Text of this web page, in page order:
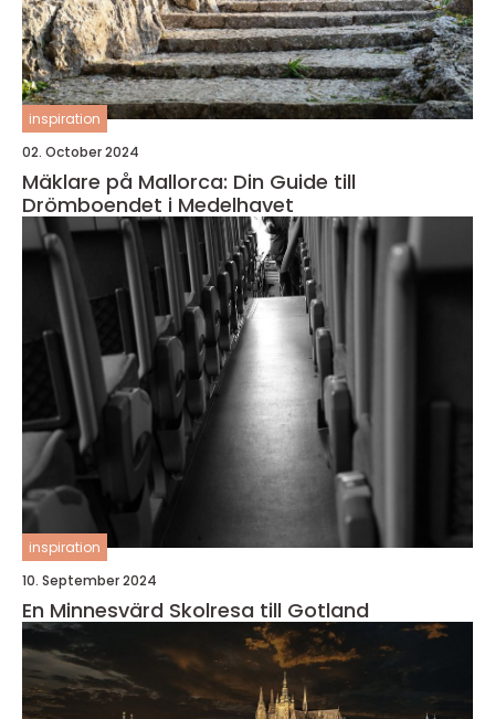
inspiration
02. October 2024
Mäklare på Mallorca: Din Guide till
Drömboendet i Medelhavet
inspiration
10. September 2024
En Minnesvärd Skolresa till Gotland